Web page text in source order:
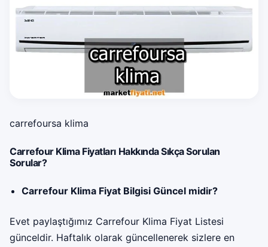
carrefoursa klima
Carrefour Klima Fiyatları Hakkında Sıkça Sorulan
Sorular?
Carrefour Klima Fiyat Bilgisi Güncel midir?
Evet paylaştığımız Carrefour Klima Fiyat Listesi
günceldir. Haftalık olarak güncellenerek sizlere en